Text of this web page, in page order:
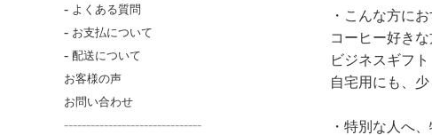
・こんな方に
コーヒー好き
ビジネスギフ
自宅用にも、
・特別な人へ
- よくある質問
- お支払について
- 配送について
お客様の声
お問い合わせ
-------------------------------